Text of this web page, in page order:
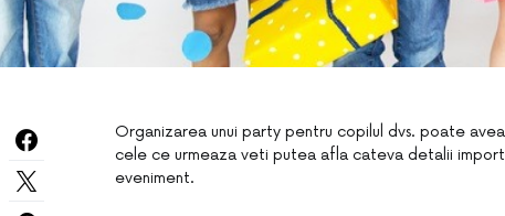
Organizarea unui party pentru copilul dvs. poate
cele ce urmeaza veti putea afla cateva detalii
eveniment.